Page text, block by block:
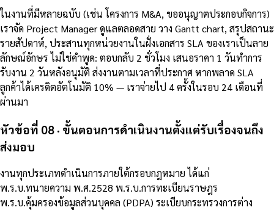
ในงานที่มีหลายฉบับ (เช่น โครงการ M&A, ขออนุญาตประกอบกิจการ)
เราจัด Project Manager ดูแลตลอดสาย วาง Gantt chart, สรุปสถานะ
รายสัปดาห์, ประสานทุกหน่วยงานในฝั่งเอกสาร SLA ของเราเป็นลาย
ลักษณ์อักษร ไม่ใช่คำพูด: ตอบกลับ 2 ชั่วโมง เสนอราคา 1 วันทำการ
รับงาน 2 วันหลังอนุมัติ ส่งงานตามเวลาที่ประกาศ หากพลาด SLA
ลูกค้าได้เครดิตอัตโนมัติ 10% — เราจ่ายไป 4 ครั้งในรอบ 24 เดือนที่
ผ่านมา
หัวข้อที่ 08 · ขั้นตอนการดำเนินงานตั้งแต่รับเรื่องจนถึง
ส่งมอบ
งานทุกประเภทดำเนินการภายใต้กรอบกฎหมาย ได้แก่
พ.ร.บ.ทนายความ พ.ศ.2528 พ.ร.บ.การทะเบียนราษฎร
พ.ร.บ.คุ้มครองข้อมูลส่วนบุคคล (PDPA) ระเบียบกระทรวงการต่าง